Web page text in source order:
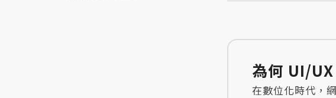
為何 UI/
在數位化時代，